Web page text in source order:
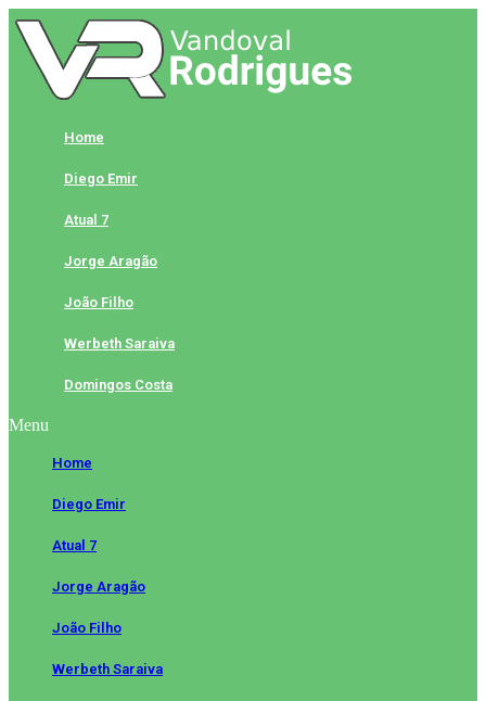
Skip
to
content
Home
Diego Emir
Atual 7
Jorge Aragão
João Filho
Werbeth Saraiva
Domingos Costa
Menu
Home
Diego Emir
Atual 7
Jorge Aragão
João Filho
Werbeth Saraiva